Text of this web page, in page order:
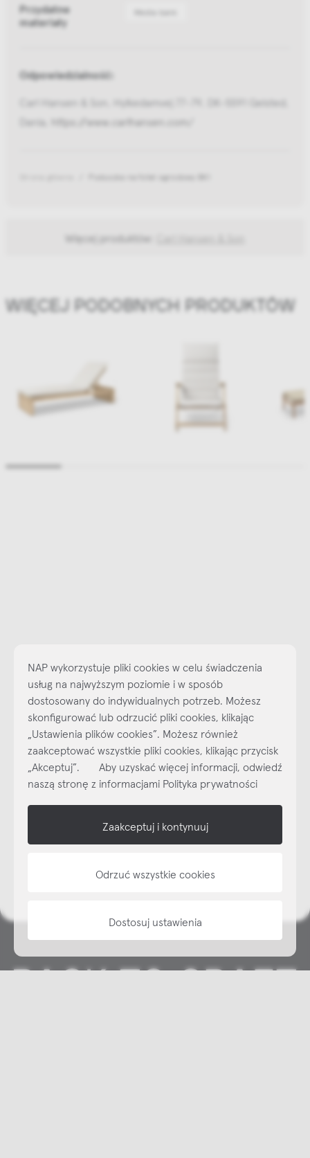
Przydatne
materiały
Media bank
Odpowiedzialność:
Carl Hansen & Son, Hylkedamvej 77-79, DK-5591 Gelsted,
Dania,
https://www.carlhansen.com/
Poduszka na fotel ogrodowy BK1
Więcej produktów:
WIĘCEJ PODOBNYCH PRODUKTÓW
Najlepsze inspiracje i promocje na wyciągnięcie ręki, zapisz się już
dzisiaj do naszego cyklicznego newslettera!
Subskrybuj
NEWSLETTER
shop online
NAP wykorzystuje pliki cookies w celu świadczenia
usług na najwyższym poziomie i w sposób
dostosowany do indywidualnych potrzeb. Możesz
skonfigurować lub odrzucić pliki cookies, klikając
„Ustawienia plików cookies”. Możesz również
zaakceptować wszystkie pliki cookies, klikając przycisk
„Akceptuj”. Aby uzyskać więcej informacji, odwiedź
naszą stronę z informacjami Polityka prywatności
Zaakceptuj i kontynuuj
Odrzuć wszystkie cookies
Dostosuj ustawienia